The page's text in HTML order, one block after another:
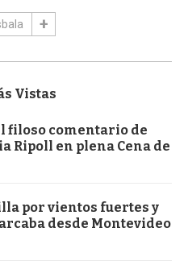
Vistas
filoso comentario de
Ripoll en plena Cena de
por vientos fuertes y
desde Montevideo